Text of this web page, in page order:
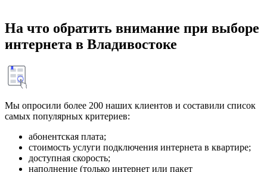
На что обратить внимание при выборе
интернета в Владивостоке
Мы опросили более 200 наших клиентов и составили список
самых популярных критериев:
абонентская плата;
стоимость услуги подключения интернета в квартире;
доступная скорость;
наполнение (только интернет или пакет